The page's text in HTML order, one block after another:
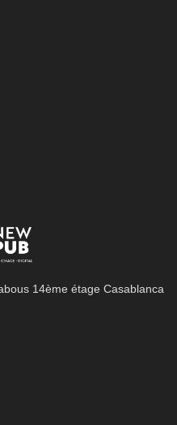
14ème étage Casablanca